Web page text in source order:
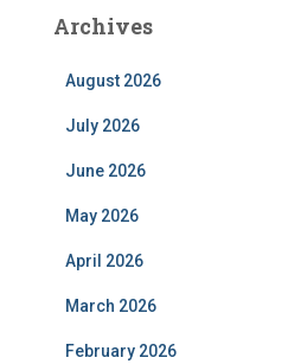
Archives
August 2026
July 2026
June 2026
May 2026
April 2026
March 2026
February 2026